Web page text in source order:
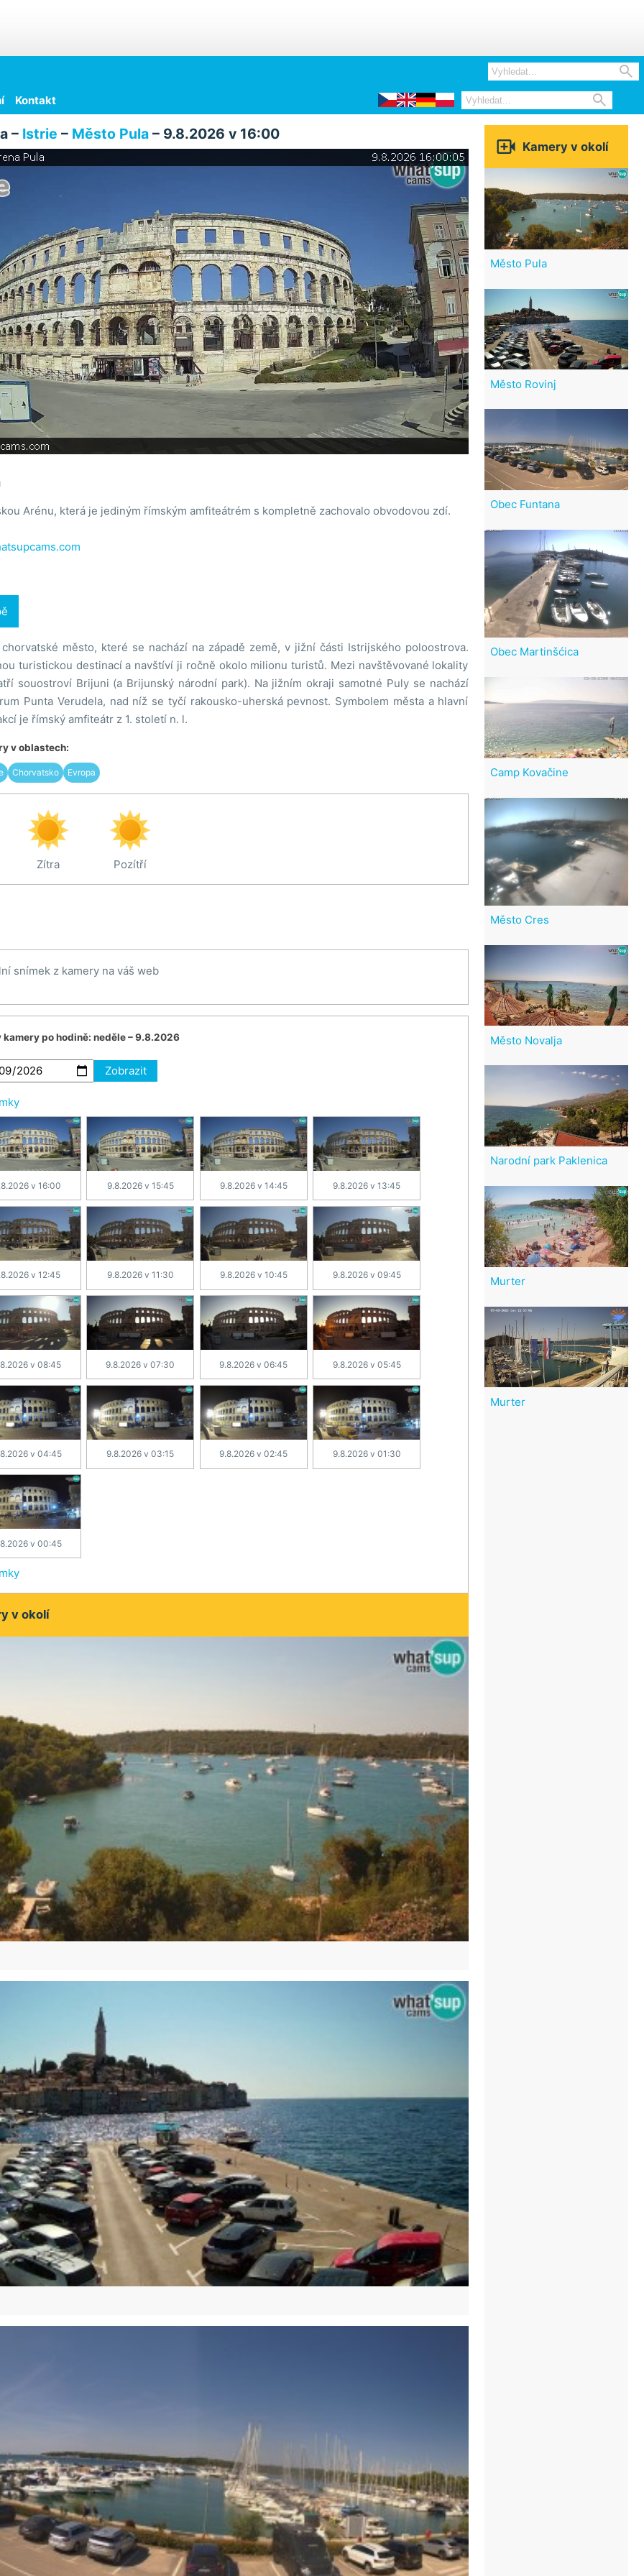

Kontakt 
– Istrie – Město Pula– 9.8.2026 v 16:00
Arénu, která je jediným římským amfiteátrém s kompletně zachovalo obvodovou zdí.
město, které se nachází na západě země, v jižní části Istrijského poloostrova.
turistickou destinací a navštíví ji ročně okolo milionu turistů. Mezi navštěvované lokality
souostroví Brijuni (a Brijunský národní park). Na jižním okraji samotné Puly se nachází
Punta Verudela, nad níž se tyčí rakousko-uherská pevnost. Symbolem města a hlavní
je římský amfiteátr z 1. století n. l.
v oblastech:
Chorvatsko Evropa
Zítra Pozítří
snímek z kamery na váš web
kamery po hodině: neděle – 9.8.2026
Zobrazit
v 16:00 9.8.2026 v 15:45 9.8.2026 v 14:45 9.8.2026 v 13:45
v 12:45 9.8.2026 v 11:30 9.8.2026 v 10:45 9.8.2026 v 09:45
v 08:45 9.8.2026 v 07:30 9.8.2026 v 06:45 9.8.2026 v 05:45
v 04:45 9.8.2026 v 03:15 9.8.2026 v 02:45 9.8.2026 v 01:30
v 00:45
v okolí
 Kamery v okolí
Město Pula
Město Rovinj
Obec Funtana
Obec Martinšćica
Camp Kovačine
Město Cres
Město Novalja
Narodní park Paklenica
Murter
Murter